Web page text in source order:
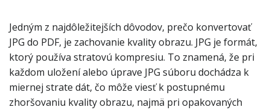
Jedným z najdôležitejších dôvodov, prečo konvertovať
JPG do PDF, je zachovanie kvality obrazu. JPG je formát,
ktorý používa stratovú kompresiu. To znamená, že pri
každom uložení alebo úprave JPG súboru dochádza k
miernej strate dát, čo môže viesť k postupnému
zhoršovaniu kvality obrazu, najmä pri opakovaných